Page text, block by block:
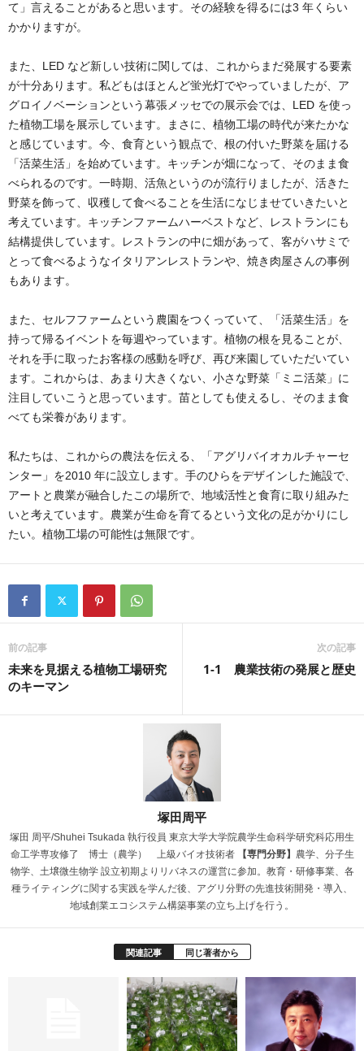
て」言えることがあると思います。その経験を得るには3 年くらい
かかりますが。
また、LED など新しい技術に関しては、これからまだ発展する要素
が十分あります。私どもはほとんど蛍光灯でやっていましたが、ア
グロイノベーションという幕張メッセでの展示会では、LED を使っ
た植物工場を展示しています。まさに、植物工場の時代が来たかな
と感じています。今、食育という観点で、根の付いた野菜を届ける
「活菜生活」を始めています。キッチンが畑になって、そのまま食
べられるのです。一時期、活魚というのが流行りましたが、活きた
野菜を飾って、収穫して食べることを生活になじませていきたいと
考えています。キッチンファームハーベストなど、レストランにも
結構提供しています。レストランの中に畑があって、客がハサミで
とって食べるようなイタリアンレストランや、焼き肉屋さんの事例
もあります。
また、セルフファームという農園をつくっていて、「活菜生活」を
持って帰るイベントを毎週やっています。植物の根を見ることが、
それを手に取ったお客様の感動を呼び、再び来園していただいてい
ます。これからは、あまり大きくない、小さな野菜「ミニ活菜」に
注目していこうと思っています。苗としても使えるし、そのまま食
べても栄養があります。
私たちは、これからの農法を伝える、「アグリバイオカルチャーセ
ンター」を2010 年に設立します。手のひらをデザインした施設で、
アートと農業が融合したこの場所で、地域活性と食育に取り組みた
いと考えています。農業が生命を育てるという文化の足がかりにし
たい。植物工場の可能性は無限です。
前の記事
未来を見据える植物工場研究
のキーマン
次の記事
1-1 農業技術の発展と歴史
塚田周平
塚田 周平/Shuhei Tsukada 執行役員 東京大学大学院農学生命科学研究科応用生
命工学専攻修了 博士（農学） 上級バイオ技術者
【専門分野】
農学、分子生
物学、土壌微生物学 設立初期よりリバネスの運営に参加。教育・研修事業、各
種ライティングに関する実践を学んだ後、アグリ分野の先進技術開発・導入、
地域創業エコシステム構築事業の立ち上げを行う。
関連記事 同じ著者から